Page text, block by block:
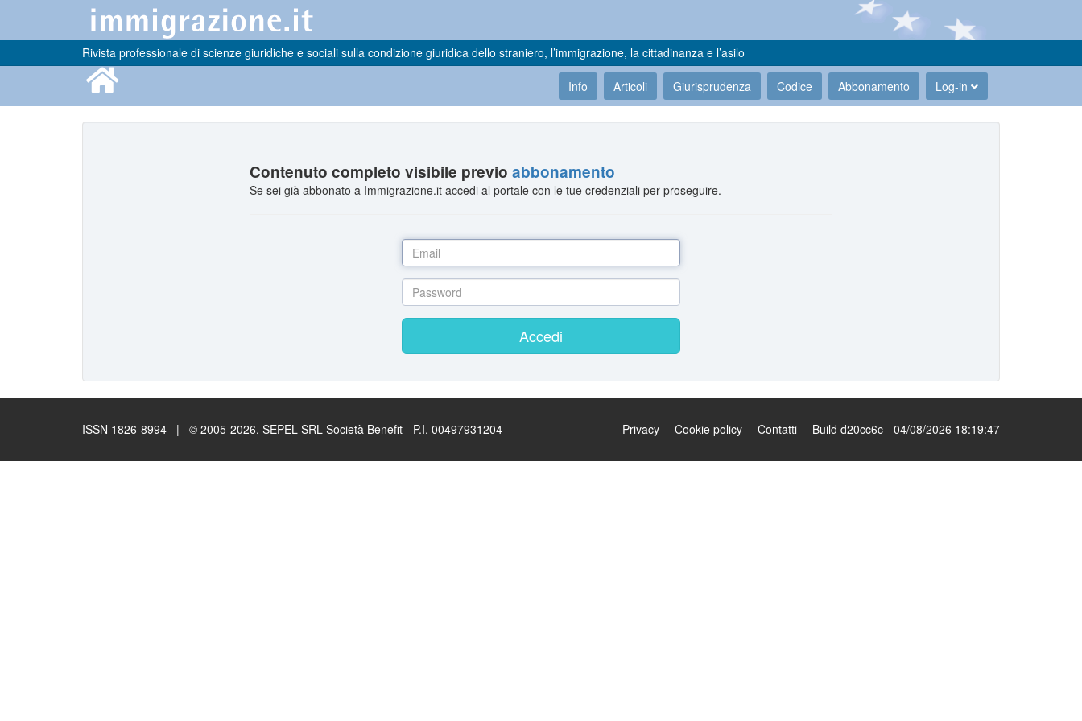
Rivista professionale di scienze giuridiche e sociali sulla condizione giuridica dello straniero, l’immigrazione, la cittadinanza e l’asilo
Info Articoli Giurisprudenza Codice Abbonamento Log-in
Contenuto completo visibile previoabbonamento
Se sei già abbonato a Immigrazione.it accedi al portale con le tue credenziali per proseguire.
Accedi
ISSN 1826-8994 | © 2005-2026, SEPEL SRL Società Benefit - P.I. 00497931204 Privacy Cookie policy Contatti Build d20cc6c - 04/08/2026 18:19:47